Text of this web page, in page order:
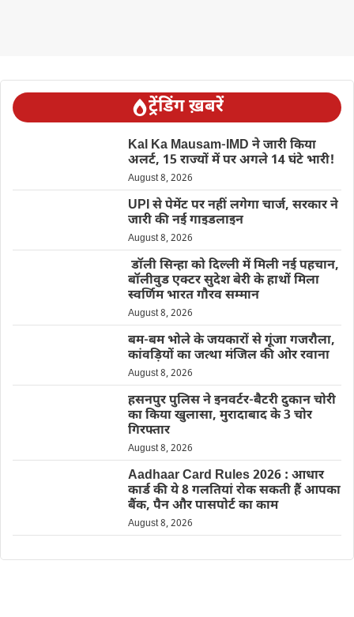
ट्रेंडिंग ख़बरें
Kal Ka Mausam-IMD ने जारी किया
अलर्ट, 15 राज्यों में पर अगले 14 घंटे भारी!
August 8, 2026
UPI से पेमेंट पर नहीं लगेगा चार्ज, सरकार ने
जारी की नई गाइडलाइन
August 8, 2026
डॉली सिन्हा को दिल्ली में मिली नई पहचान,
बॉलीवुड एक्टर सुदेश बेरी के हाथों मिला
स्वर्णिम भारत गौरव सम्मान
August 8, 2026
बम-बम भोले के जयकारों से गूंजा गजरौला,
कांवड़ियों का जत्था मंजिल की ओर रवाना
August 8, 2026
हसनपुर पुलिस ने इनवर्टर-बैटरी दुकान चोरी
का किया खुलासा, मुरादाबाद के 3 चोर
गिरफ्तार
August 8, 2026
Aadhaar Card Rules 2026 : आधार
कार्ड की ये 8 गलतियां रोक सकती हैं आपका
बैंक, पैन और पासपोर्ट का काम
August 8, 2026